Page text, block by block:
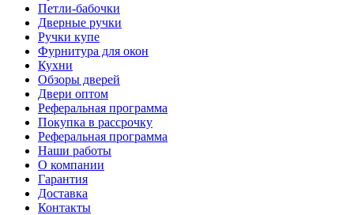
Петли-бабочки
Дверные ручки
Ручки купе
Фурнитура для окон
Кухни
Обзоры дверей
Двери оптом
Реферальная программа
Покупка в рассрочку
Реферальная программа
Наши работы
О компании
Гарантия
Доставка
Контакты